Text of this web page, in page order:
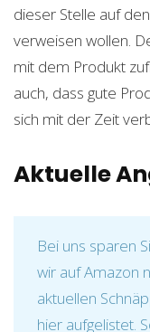
dieser Stelle auf
verweisen wollen.
mit dem Produkt
auch, dass gute
sich mit der Zeit
Aktuelle
Bei uns sparen
wir auf Amazon
aktuellen
hier aufgelistet.